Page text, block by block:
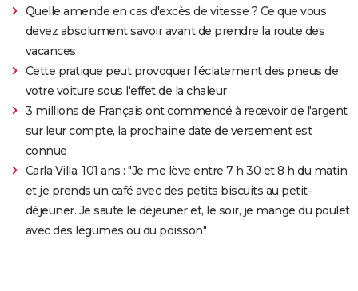
Quelle amende en cas d'excès de vitesse ? Ce que vous
devez absolument savoir avant de prendre la route des
vacances
Cette pratique peut provoquer l'éclatement des pneus de
votre voiture sous l'effet de la chaleur
3 millions de Français ont commencé à recevoir de l'argent
sur leur compte, la prochaine date de versement est
connue
Carla Villa, 101 ans : "Je me lève entre 7 h 30 et 8 h du matin
et je prends un café avec des petits biscuits au petit-
déjeuner. Je saute le déjeuner et, le soir, je mange du poulet
avec des légumes ou du poisson"